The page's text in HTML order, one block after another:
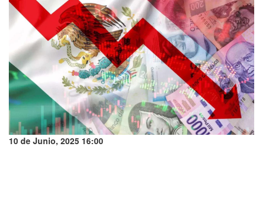
10 de Junio, 2025 16:00